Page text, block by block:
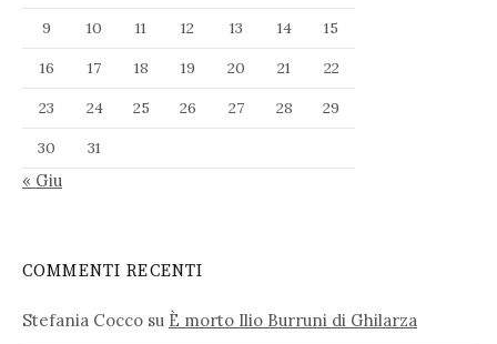
9
10 11 12 13 14
15
16
17 18 19 20 21
22
23
24 25 26 27 28
29
30
31
« Giu
COMMENTI RECENTI
Stefania Cocco su È morto Ilio Burruni di Ghilarza